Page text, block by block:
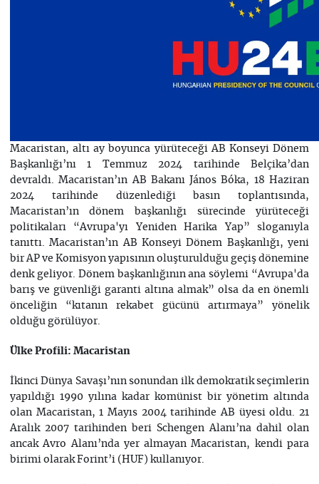
Macaristan, altı ay boyunca yürüteceği AB Konseyi Dönem
Başkanlığı’nı 1 Temmuz 2024 tarihinde Belçika’dan
devraldı. Macaristan’ın AB Bakanı János Bóka, 18 Haziran
2024 tarihinde düzenlediği basın toplantısında,
Macaristan’ın dönem başkanlığı sürecinde yürüteceği
politikaları “Avrupa'yı Yeniden Harika Yap” sloganıyla
tanıttı. Macaristan’ın AB Konseyi Dönem Başkanlığı, yeni
bir AP ve Komisyon yapısının oluşturulduğu geçiş dönemine
denk geliyor. Dönem başkanlığının ana söylemi “Avrupa'da
barış ve güvenliği garanti altına almak” olsa da en önemli
önceliğin “kıtanın rekabet gücünü artırmaya” yönelik
olduğu görülüyor.
Ülke Profili: Macaristan
İkinci Dünya Savaşı’nın sonundan ilk demokratik seçimlerin
yapıldığı 1990 yılına kadar komünist bir yönetim altında
olan Macaristan, 1 Mayıs 2004 tarihinde AB üyesi oldu. 21
Aralık 2007 tarihinden beri Schengen Alanı’na dahil olan
ancak Avro Alanı’nda yer almayan Macaristan, kendi para
birimi olarak Forint’i (HUF) kullanıyor.